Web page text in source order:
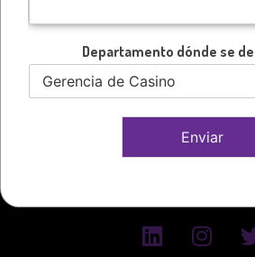
Departamento dónde se
Enviar